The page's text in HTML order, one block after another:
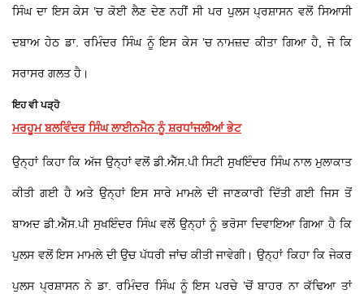
ਸਿੰਘ ਦਾ ਇਸ ਕੇਸ ’ਚ ਕੋਈ ਲੈਣ ਦੇਣ ਨਹੀਂ ਸੀ ਪਰ ਪੁਲਸ ਪ੍ਰਸ਼ਾਸਨ ਵਲੋਂ ਸਿਆਸੀ
ਦਬਾਅ ਹੇਠ ਡਾ. ਰਮਿੰਦਰ ਸਿੰਘ ਨੂੰ ਇਸ ਕੇਸ ’ਚ ਨਾਮਜ਼ਦ ਕੀਤਾ ਗਿਆ ਹੈ, ਜੋ ਕਿ
ਸਰਾਸਰ ਗਲਤ ਹੈ।
ਇਹ ਵੀ ਪੜ੍ਹੋ
ਮਰਹੂਮ ਬਲਵਿੰਦਰ ਸਿੰਘ ਲਾਈਨਮੈਨ ਨੂੰ ਸ਼ਰਧਾਂਜਲੀਆਂ ਭੇਟ
ਉਨ੍ਹਾਂ ਕਿਹਾ ਕਿ ਅੱਜ ਉਨ੍ਹਾਂ ਵਲੋਂ ਡੀ.ਐੱਸ.ਪੀ ਸਿਟੀ ਸੁਖਇੰਦਰ ਸਿੰਘ ਨਾਲ ਮੁਲਾਕਾਤ
ਕੀਤੀ ਗਈ ਹੈ ਅਤੇ ਉਨ੍ਹਾਂ ਇਸ ਸਾਰੇ ਮਾਮਲੇ ਦੀ ਜਾਣਕਾਰੀ ਦਿੱਤੀ ਗਈ ਜਿਸ ਤੋਂ
ਬਾਅਦ ਡੀ.ਐੱਸ.ਪੀ ਸੁਖਇੰਦਰ ਸਿੰਘ ਵਲੋਂ ਉਨ੍ਹਾਂ ਨੂੰ ਭਰੋਸਾ ਦਿਵਾਇਆ ਗਿਆ ਹੈ ਕਿ
ਪੁਲਸ ਵਲੋਂ ਇਸ ਮਾਮਲੇ ਦੀ ਉਚ ਪੱਧਰੀ ਜਾਂਚ ਕੀਤੀ ਜਾਵੇਗੀ। ਉਨ੍ਹਾਂ ਕਿਹਾ ਕਿ ਜੇਕਰ
ਪੁਲਸ ਪ੍ਰਸ਼ਾਸਨ ਨੇ ਡਾ. ਰਮਿੰਦਰ ਸਿੰਘ ਨੂੰ ਇਸ ਪਰਚੇ ’ਚੋਂ ਬਾਹਰ ਨਾ ਕੱਢਿਆ ਤਾਂ